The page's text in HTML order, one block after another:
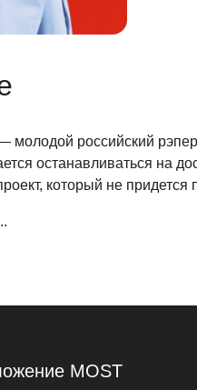
российский рэпер
останавливаться на
который не придется
MOST